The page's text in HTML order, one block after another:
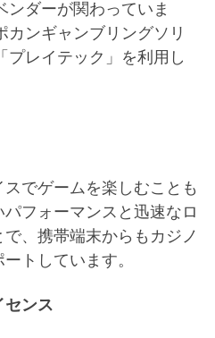
ンダーが関わっていま
カンギャンブリングソリ
プレイテック」を利用し
でゲームを楽しむことも
フォーマンスと迅速なロ
、携帯端末からもカジノ
トしています。
センス